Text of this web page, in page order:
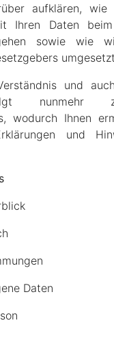
aufklären,
Ihren Daten
sowie wie
und
nunmehr
wodurch Ihnen
und
Daten